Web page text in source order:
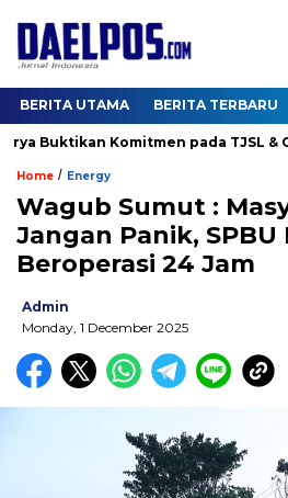
BERITA UTAMA BERITA TERBARU
Komitmen pada TJSL &
Home / Energy
Wagub Sumut :
Jangan Panik,
Beroperasi 24 Jam
Admin
Monday, 1 December 2025